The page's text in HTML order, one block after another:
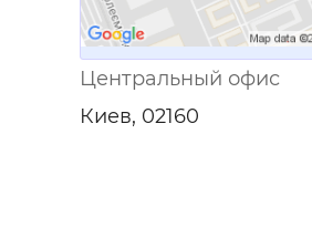
Центральный офис
Киев, 02160